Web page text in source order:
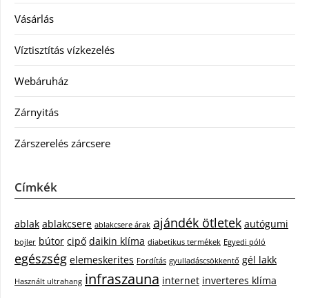
Vásárlás
Víztisztítás vízkezelés
Webáruház
Zárnyitás
Zárszerelés zárcsere
Címkék
ablak ablakcsere ablakcsere árak ajándék ötletek autógumi
bojler bútor cipő daikin klíma diabetikus termékek Egyedi póló
egészség elemeskerites Fordítás gyulladáscsökkentő gél lakk
Használt ultrahang infraszauna internet inverteres klíma